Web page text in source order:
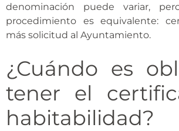
denominación puede variar,
procedimiento es equivalente:
más solicitud al Ayuntamiento.
¿Cuándo es
tener el
habitabilidad?